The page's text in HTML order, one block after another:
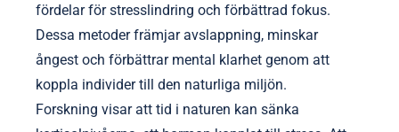
fördelar för stresslindring och förbättrad fokus.
Dessa metoder främjar avslappning, minskar
ångest och förbättrar mental klarhet genom att
koppla individer till den naturliga miljön.
Forskning visar att tid i naturen kan sänka